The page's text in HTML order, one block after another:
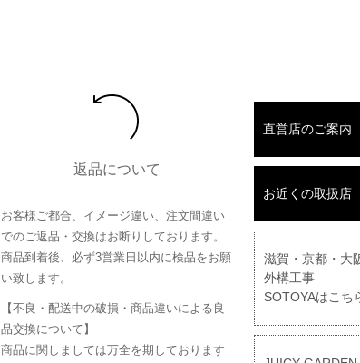
返品について
お客様ご都合、イメージ違い、注文間違い
でのご返品・交換はお断りしております。
商品到着後、必ず3営業日以内に検品をお願
い致します。
【不良・配送中の破損・商品違いによる良
品交換について】
商品に関しましては万全を期しております
直営店のご案内
お近くの取扱店
滋賀・京都・大
外構工事
SOTOYAはこち